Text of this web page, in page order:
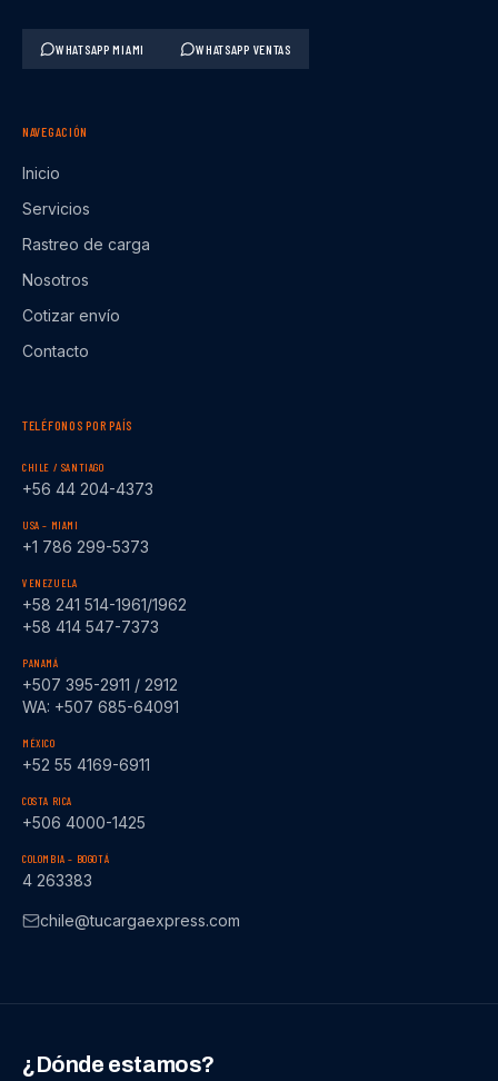
WHATSAPP MIAMI WHATSAPP VENTAS
NAVEGACIÓN
Inicio
Servicios
Rastreo de carga
Nosotros
Cotizar envío
Contacto
TELÉFONOS POR PAÍS
CHILE / SANTIAGO
+56 44 204-4373
USA – MIAMI
+1 786 299-5373
VENEZUELA
+58 241 514-1961/1962
+58 414 547-7373
PANAMÁ
+507 395-2911 / 2912
WA: +507 685-64091
MÉXICO
+52 55 4169-6911
COSTA RICA
+506 4000-1425
COLOMBIA – BOGOTÁ
4 263383
chile@tucargaexpress.com
¿Dónde estamos?